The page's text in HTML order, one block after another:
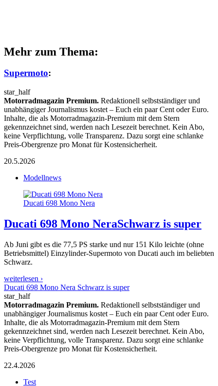
Mehr zum Thema:
Supermoto:
star_half
Motorradmagazin Premium. Redaktionell selbstständiger und
unabhängiger Journalismus kostet – Euch ein paar Cent oder Euro.
Inhalte, die als Motorradmagazin-Premium mit dem Stern
gekennzeichnet sind, werden nach Lesezeit berechnet. Kein Abo,
keine Verpflichtung, volle Transparenz. Dazu sorgt eine schlanke
Preis-Obergrenze pro Monat für Kostensicherheit.
20.5.2026
Modellnews
Ducati 698 Mono Nera
Ducati 698 Mono NeraSchwarz is super
Ab Juni gibt es die 77,5 PS starke und nur 151 Kilo leichte (ohne
Betriebsmittel) Einzylinder-Supermoto von Ducati auch im beliebten
Schwarz.
weiterlesen ›
Ducati 698 Mono Nera Schwarz is super
star_half
Motorradmagazin Premium. Redaktionell selbstständiger und
unabhängiger Journalismus kostet – Euch ein paar Cent oder Euro.
Inhalte, die als Motorradmagazin-Premium mit dem Stern
gekennzeichnet sind, werden nach Lesezeit berechnet. Kein Abo,
keine Verpflichtung, volle Transparenz. Dazu sorgt eine schlanke
Preis-Obergrenze pro Monat für Kostensicherheit.
22.4.2026
Test